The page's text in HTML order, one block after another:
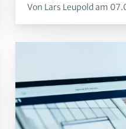
Von Lars Leupold am